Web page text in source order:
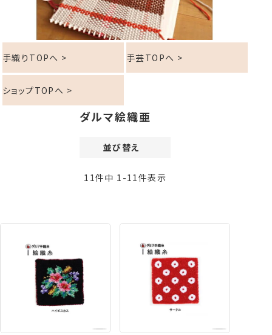
手織りTOPへ > 手芸TOPへ >
ショップTOPへ >
ダルマ絵織亜
並び替え
価格が高い順
おすすめ順
レビュー順
11件中 1 -11 件表示